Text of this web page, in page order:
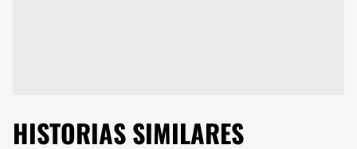
HISTORIAS SIMILARES